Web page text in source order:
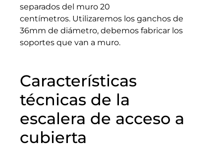
separados del muro 20
centímetros. Utilizaremos los ganchos de
36mm de diámetro, debemos fabricar los
soportes que van a muro.
Características
técnicas de la
escalera de acceso a
cubierta